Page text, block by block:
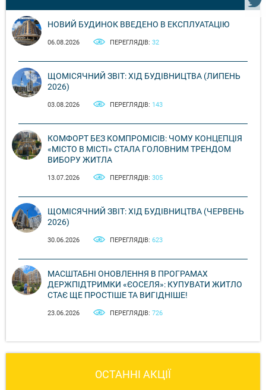
НОВИЙ БУДИНОК ВВЕДЕНО В ЕКСПЛУАТАЦІЮ
06.08.2026 ПЕРЕГЛЯДІВ: 32
ЩОМІСЯЧНИЙ ЗВІТ: ХІД БУДІВНИЦТВА (ЛИПЕНЬ
2026)
03.08.2026 ПЕРЕГЛЯДІВ: 143
КОМФОРТ БЕЗ КОМПРОМІСІВ: ЧОМУ КОНЦЕПЦІЯ
«МІСТО В МІСТІ» СТАЛА ГОЛОВНИМ ТРЕНДОМ
ВИБОРУ ЖИТЛА
13.07.2026 ПЕРЕГЛЯДІВ: 305
ЩОМІСЯЧНИЙ ЗВІТ: ХІД БУДІВНИЦТВА (ЧЕРВЕНЬ
2026)
30.06.2026 ПЕРЕГЛЯДІВ: 623
МАСШТАБНІ ОНОВЛЕННЯ В ПРОГРАМАХ
ДЕРЖПІДТРИМКИ «ЄОСЕЛЯ»: КУПУВАТИ ЖИТЛО
СТАЄ ЩЕ ПРОСТІШЕ ТА ВИГІДНІШЕ!
23.06.2026 ПЕРЕГЛЯДІВ: 726
ОСТАННІ АКЦІЇ